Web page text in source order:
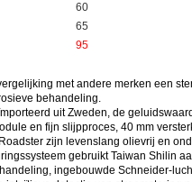
60
65
95
met andere merken een
behandeling.
uit Zweden, de
en fijn slijpproces, 40 mm
zijn levenslang olievrij en
gebruikt Taiwan Shilin
ingebouwde Schneider-